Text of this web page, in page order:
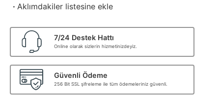
· Aklımdakiler listesine ekle
7/24 Destek Hattı
Online olarak sizlerin hizmetinizdeyiz.
Güvenli Ödeme
256 Bit SSL şifreleme ile tüm ödemeleriniz güvenli.